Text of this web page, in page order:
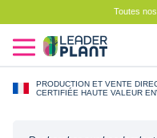
Toutes
PRODUCTION ET VENTE
CERTIFIÉE HAUTE VALEUR